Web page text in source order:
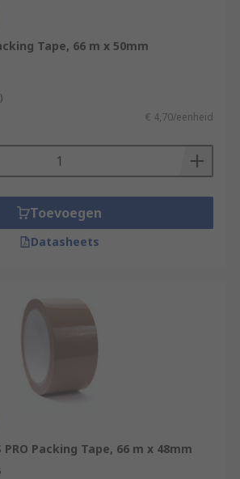
Tape, 66 m x 50mm
€ 4,70/eenheid
Toevoegen
Datasheets
PRO Packing Tape, 66 m x 48mm